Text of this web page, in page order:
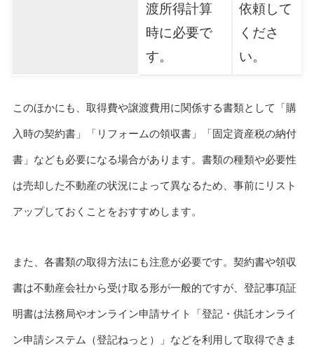
渡所得計算
時に必要で
す。
依頼して
くださ
い。
このほかにも、取得費や譲渡費用に関係する書類として「購
入時の契約書」「リフォームの領収書」「固定資産税の納付
書」なども必要になる場合があります。書類の種類や必要性
は売却した不動産の状況によって異なるため、事前にリスト
アップしておくことをおすすめします。
また、各書類の取得方法にも注意が必要です。契約書や領収
書は不動産会社から受け取る形が一般的ですが、登記事項証
明書は法務局やオンライン申請サイト「登記・供託オンライ
ン申請システム（登記ねっと）」などを利用して取得できま